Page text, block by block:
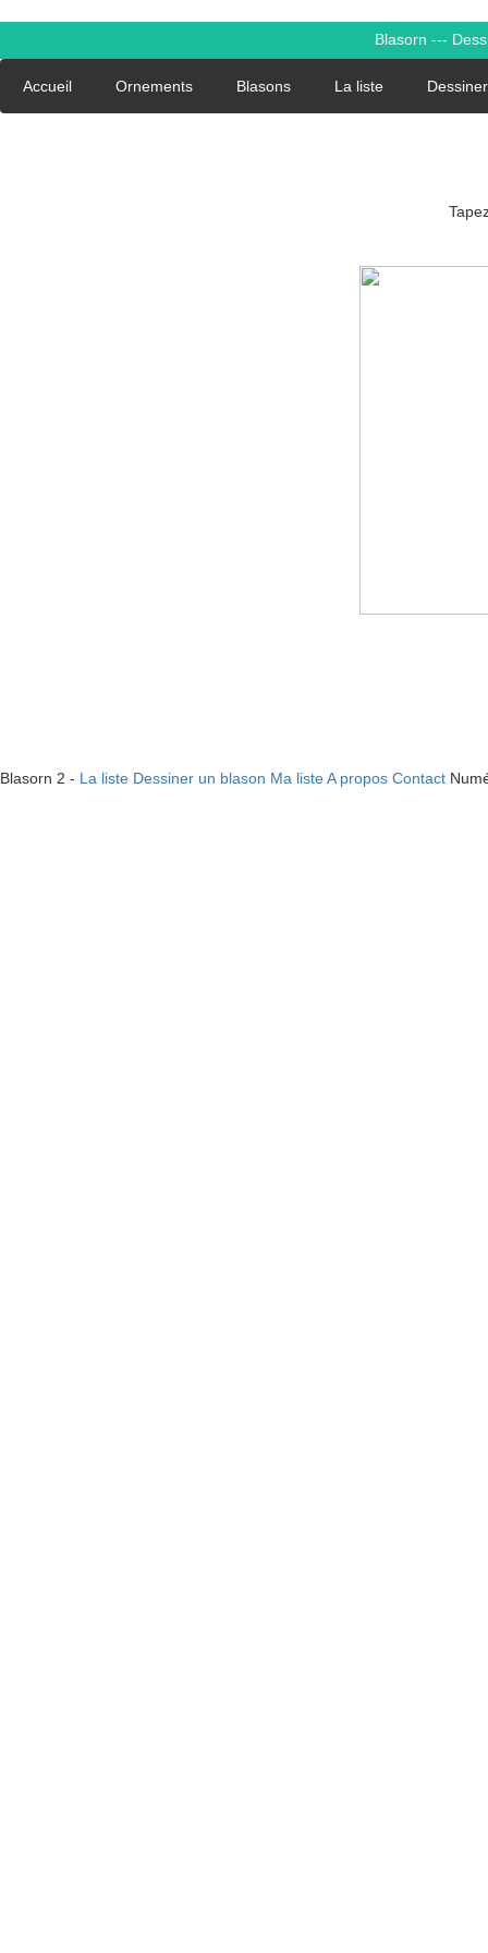
Blasorn ---
Accueil Ornements Blasons La liste
Blasorn 2 - La liste Dessiner un blason Ma listeA propos Contact